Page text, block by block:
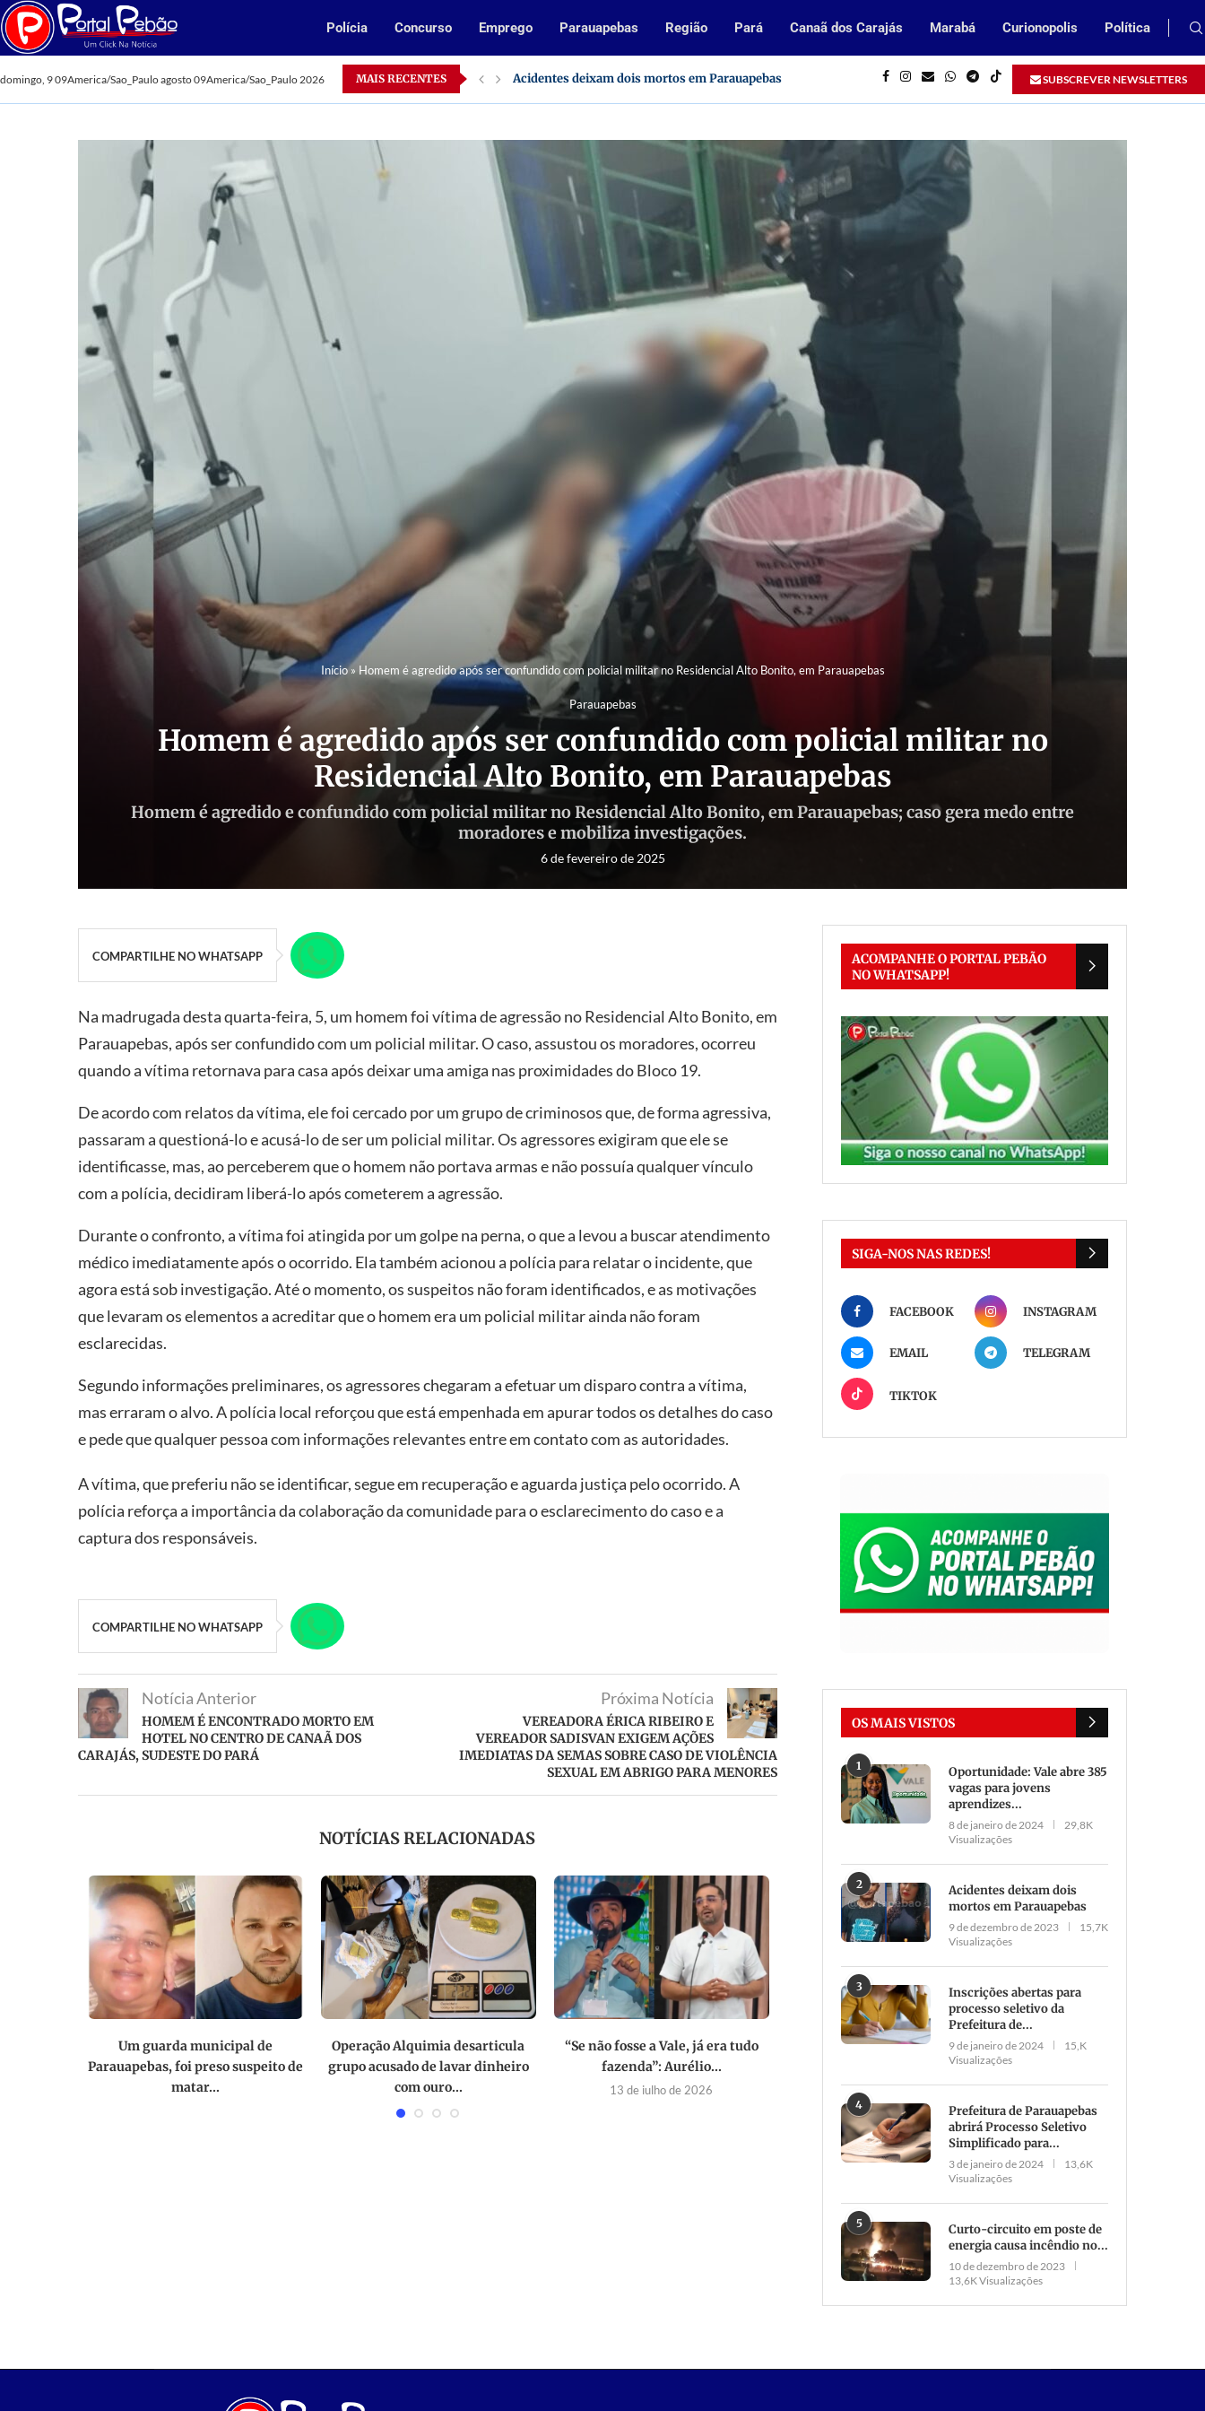
Polícia Concurso Emprego Parauapebas Região Pará Canaã dos Carajás Marabá Curionopolis Política
domingo, 9 09America/Sao_Paulo agosto 09America/Sao_Paulo 2026 MAIS RECENTES Inscrições abertas para processo seletivo da Prefeitura de Parauapebas Prefeitura de Parauapebas abrirá
SUBSCREVER NEWSLETTERS
Início» Homem é agredido após ser confundido com policial militar no Residencial Alto Bonito, em Parauapebas
Parauapebas
Homem é agredido após ser confundido com policial militar no
Residencial Alto Bonito, em Parauapebas
Homem é agredido e confundido com policial militar no Residencial Alto Bonito, em Parauapebas; caso gera medo entre
moradores e mobiliza investigações.
6 de fevereiro de 2025
COMPARTILHE NO WHATSAPP
Na madrugada desta quarta-feira, 5, um homem foi vítima de agressão no Residencial Alto Bonito, em
Parauapebas, após ser confundido com um policial militar. O caso, assustou os moradores, ocorreu
quando a vítima retornava para casa após deixar uma amiga nas proximidades do Bloco 19.
De acordo com relatos da vítima, ele foi cercado por um grupo de criminosos que, de forma agressiva,
passaram a questioná-lo e acusá-lo de ser um policial militar. Os agressores exigiram que ele se
identificasse, mas, ao perceberem que o homem não portava armas e não possuía qualquer vínculo
com a polícia, decidiram liberá-lo após cometerem a agressão.
Durante o confronto, a vítima foi atingida por um golpe na perna, o que a levou a buscar atendimento
médico imediatamente após o ocorrido. Ela também acionou a polícia para relatar o incidente, que
agora está sob investigação. Até o momento, os suspeitos não foram identificados, e as motivações
que levaram os elementos a acreditar que o homem era um policial militar ainda não foram
esclarecidas.
Segundo informações preliminares, os agressores chegaram a efetuar um disparo contra a vítima,
mas erraram o alvo. A polícia local reforçou que está empenhada em apurar todos os detalhes do caso
e pede que qualquer pessoa com informações relevantes entre em contato com as autoridades.
A vítima, que preferiu não se identificar, segue em recuperação e aguarda justiça pelo ocorrido. A
polícia reforça a importância da colaboração da comunidade para o esclarecimento do caso e a
captura dos responsáveis.
COMPARTILHE NO WHATSAPP
Notícia Anterior
HOMEM É ENCONTRADO MORTO EM
HOTEL NO CENTRO DE CANAÃ DOS
CARAJÁS, SUDESTE DO PARÁ
Próxima Notícia
VEREADORA ÉRICA RIBEIRO E
VEREADOR SADISVAN EXIGEM AÇÕES
IMEDIATAS DA SEMAS SOBRE CASO DE VIOLÊNCIA
SEXUAL EM ABRIGO PARA MENORES
NOTÍCIAS RELACIONADAS
Um guarda municipal de
Parauapebas, foi preso suspeito de
matar...
Operação Alquimia desarticula
grupo acusado de lavar dinheiro
com ouro...
29 de agosto de 2024
“Se não fosse a Vale, já era tudo
fazenda”: Aurélio...
13 de julho de 2026
PF deflagra a Operação Bad Trip,
para desarticular grupo
criminoso...
19 de janeiro de 2021
Homem se nega a pagar
18 de setembro de 2023
ACOMPANHE O PORTAL PEBÃO
NO WHATSAPP!
SIGA-NOS NAS REDES!
FACEBOOK INSTAGRAM
EMAIL TELEGRAM
TIKTOK
OS MAIS VISTOS
1
Oportunidade: Vale abre 385
vagas para jovens
aprendizes...
8 de janeiro de 2024
29,8K
Visualizações
2
Acidentes deixam dois
mortos em Parauapebas
9 de dezembro de 2023
15,7K
Visualizações
3
Inscrições abertas para
processo seletivo da
Prefeitura de...
9 de janeiro de 2024
15,K
Visualizações
4
Prefeitura de Parauapebas
abrirá Processo Seletivo
Simplificado para...
3 de janeiro de 2024
13,6K
Visualizações
5
Curto-circuito em poste de
energia causa incêndio no...
10 de dezembro de 2023
13,6K Visualizações